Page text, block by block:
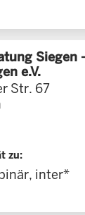
Siegen
e.V.
Str. 67
zu:
inter*